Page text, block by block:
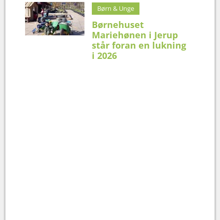
Børn & Unge
Børnehuset
Mariehønen i Jerup
står foran en lukning
i 2026